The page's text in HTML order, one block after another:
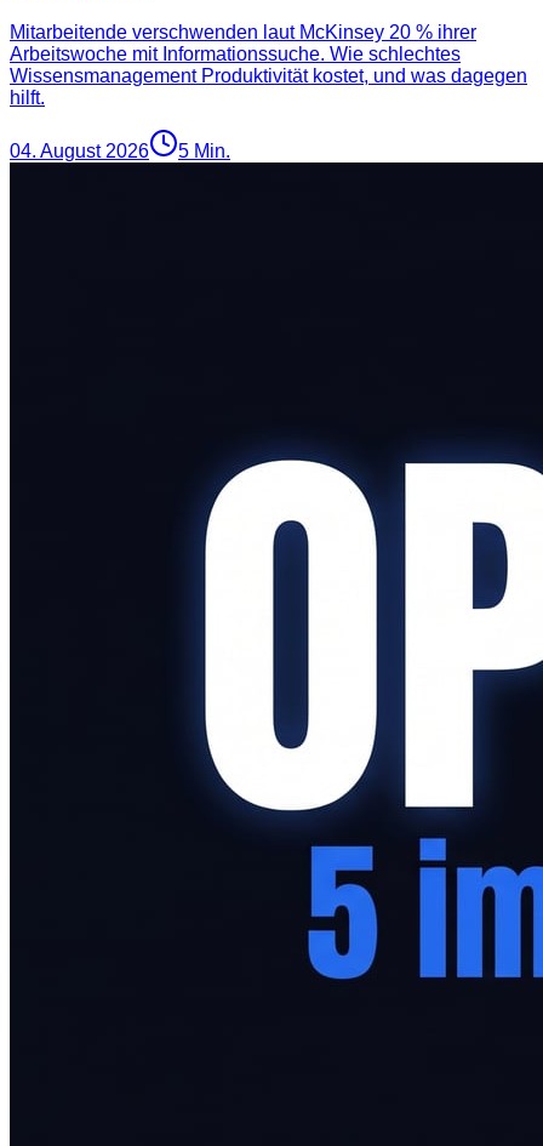
Mitarbeitende verschwenden laut McKinsey 20 % ihrer
Arbeitswoche mit Informationssuche. Wie schlechtes
Wissensmanagement Produktivität kostet, und was dagegen
hilft.
04. August 2026 5 Min.